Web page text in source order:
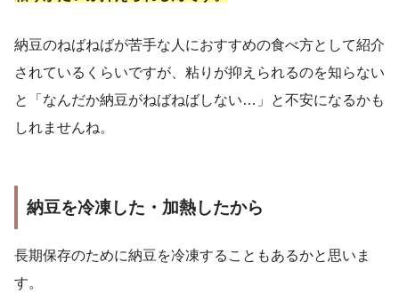
納豆のねばねばが苦手な人におすすめの食べ方として紹介
されているくらいですが、粘りが抑えられるのを知らない
と「なんだか納豆がねばねばしない…」と不安になるかも
しれませんね。
納豆を冷凍した・加熱したから
長期保存のために納豆を冷凍することもあるかと思いま
す。